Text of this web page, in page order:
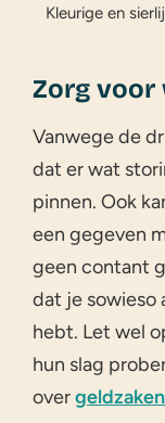
Kleurige en
Zorg
Vanwege de
dat er wat
pinnen. Ook
een gegeven
geen contant
dat je sowieso
hebt. Let wel
hun slag
over